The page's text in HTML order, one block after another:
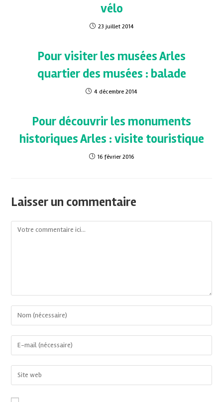
vélo
23 juillet 2014
Pour visiter les musées Arles
quartier des musées : balade
4 décembre 2014
Pour découvrir les monuments
historiques Arles : visite touristique
16 février 2016
Laisser un commentaire